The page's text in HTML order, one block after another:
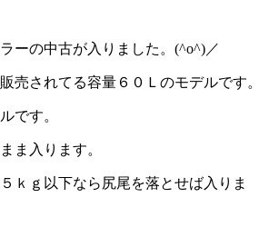
ーの中古が入りました。(^o^)／
売されてる容量６０Ｌのモデルです。
です。
ま入ります。
ｋｇ以下なら尻尾を落とせば入りま